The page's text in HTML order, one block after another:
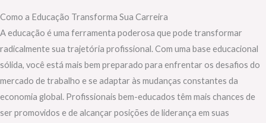
Como a Educação Transforma Sua Carreira
A educação é uma ferramenta poderosa que pode transformar
radicalmente sua trajetória profissional. Com uma base educacional
sólida, você está mais bem preparado para enfrentar os desafios do
mercado de trabalho e se adaptar às mudanças constantes da
economia global. Profissionais bem-educados têm mais chances de
ser promovidos e de alcançar posições de liderança em suas